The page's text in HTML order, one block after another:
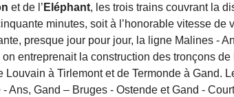
et de l’ Eléphant, les trois trains couvrant la
minutes, soit à l’honorable vitesse de
presque jour pour jour, la ligne Malines -
entreprenait la construction des tronçons
Louvain à Tirlemont et de Termonde à Gand.
Ans, Gand – Bruges - Ostende et Gand -